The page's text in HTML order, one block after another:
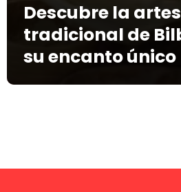
Descubre la
tradicional de
su encanto único